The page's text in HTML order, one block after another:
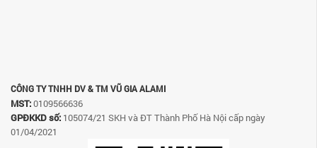
CÔNG TY TNHH DV & TM VŨ GIA ALAMI
MST:0109566636
GPĐKKD số: 105074/21 SKH và ĐT Thành Phố Hà Nội cấp ngày
01/04/2021